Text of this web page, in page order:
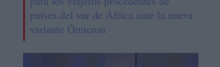
países del sur de África ante la nueva
variante Ómicron